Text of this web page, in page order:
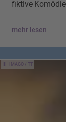
fiktive
mehr lesen
IMAGO / TT